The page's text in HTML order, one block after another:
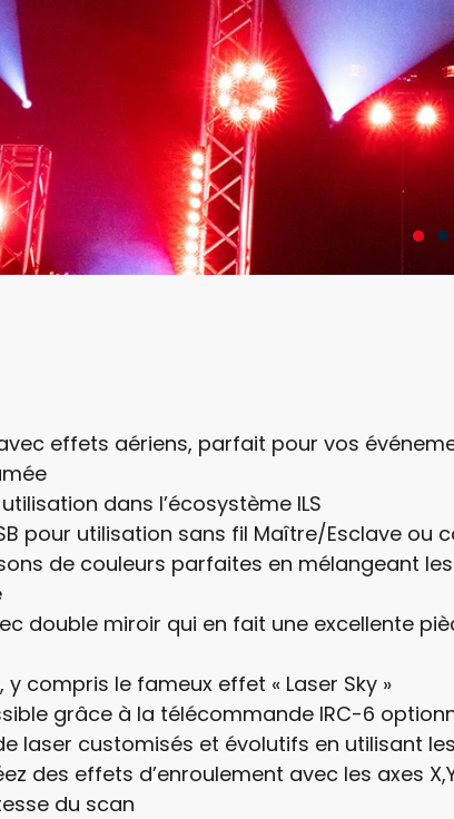
effets aériens, parfait pour vos
dans l’écosystème ILS
pour utilisation sans fil Maître/Esclave ou
de couleurs parfaites en mélangeant
double miroir qui en fait une excellente
compris le fameux effet « Laser Sky »
grâce à la télécommande IRC-6
laser customisés et évolutifs en utilisant
des effets d’enroulement avec les axes
du scan